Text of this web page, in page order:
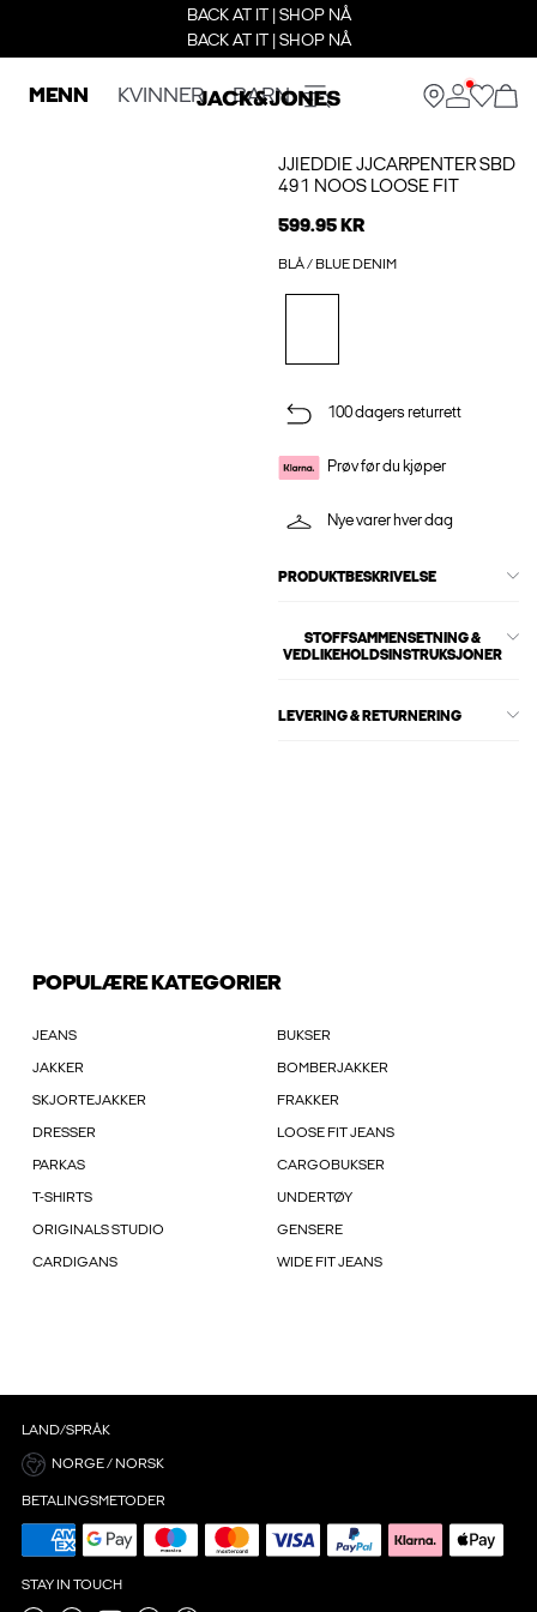
BACK AT IT | SHOP NÅ
BACK AT IT | SHOP NÅ
MENN KVINNER BARN
JJIEDDIE JJCARPENTER SBD
491 NOOS LOOSE FIT
599.95 KR
BLÅ / BLUE DENIM
100 dagers returrett
Prøv før du kjøper
Nye varer hver dag
PRODUKTBESKRIVELSE
STOFFSAMMENSETNING &
VEDLIKEHOLDSINSTRUKSJONER
LEVERING & RETURNERING
POPULÆRE KATEGORIER
JEANS BUKSER
JAKKER BOMBERJAKKER
SKJORTEJAKKER FRAKKER
DRESSER LOOSE FIT JEANS
PARKAS CARGOBUKSER
T-SHIRTS UNDERTØY
ORIGINALS STUDIO GENSERE
CARDIGANS WIDE FIT JEANS
LAND/SPRÅK
NORGE / NORSK
BETALINGSMETODER
STAY IN TOUCH